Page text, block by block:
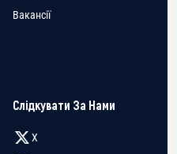
Вакансії
Слідкувати За Нами
X